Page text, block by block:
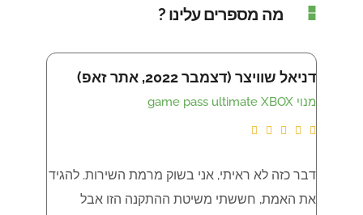
מה מספרים עלינו ?
דניאל שוויצר (דצמבר 2022, אתר זאפ)





מנוי game pass ultimate XBOX
דבר כזה לא ראיתי, אני בשוק מרמת השירות. להגיד
את האמת, חששתי משיטת ההתקנה הזו אבל